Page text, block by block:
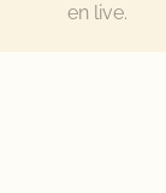
en live.